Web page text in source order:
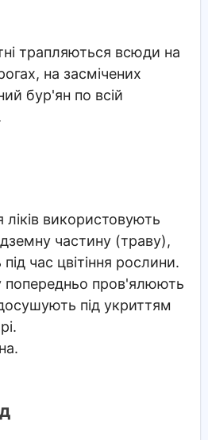
трапляються всюди на
на засмічених
бур'ян по всій
використовують
частину (траву),
час цвітіння рослини.
попередньо пров'ялюють
під укриттям